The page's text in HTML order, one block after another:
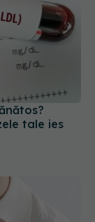
tale ies